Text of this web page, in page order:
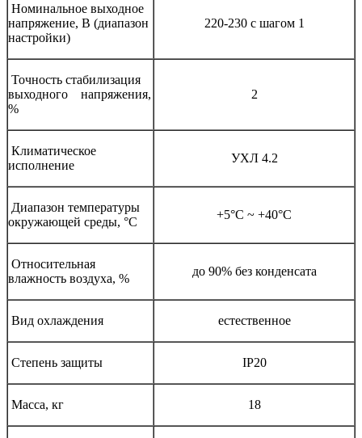
Номинальное выходное
напряжение, В (диапазон
настройки)
220-230 с шагом 1
Точность стабилизация
выходного напряжения,
%
2
Климатическое
исполнение
УХЛ 4.2
Диапазон температуры
окружающей среды, °С
+5°C ~ +40°C
Относительная
влажность воздуха, %
до 90% без конденсата
Вид охлаждения естественное
Степень защиты IP20
Масса, кг 18